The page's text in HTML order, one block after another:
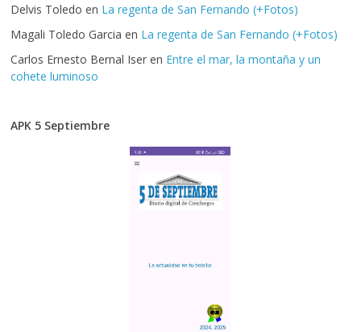
Delvis Toledo en La regenta de San Fernando (+Fotos)
Magali Toledo Garcia en La regenta de San Fernando (+Fotos)
Carlos Ernesto Bernal Iser en Entre el mar, la montaña y un
cohete luminoso
APK 5 Septiembre